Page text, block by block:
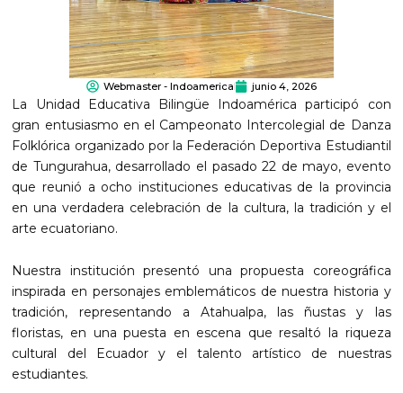
Webmaster - Indoamerica junio 4, 2026
La Unidad Educativa Bilingüe Indoamérica participó con
gran entusiasmo en el Campeonato Intercolegial de Danza
Folklórica organizado por la Federación Deportiva Estudiantil
de Tungurahua, desarrollado el pasado 22 de mayo, evento
que reunió a ocho instituciones educativas de la provincia
en una verdadera celebración de la cultura, la tradición y el
arte ecuatoriano.
Nuestra institución presentó una propuesta coreográfica
inspirada en personajes emblemáticos de nuestra historia y
tradición, representando a Atahualpa, las ñustas y las
floristas, en una puesta en escena que resaltó la riqueza
cultural del Ecuador y el talento artístico de nuestras
estudiantes.